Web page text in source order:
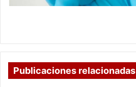
es
Publicaciones relacionadas